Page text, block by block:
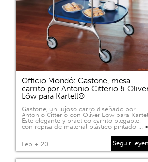
Officio Mondó: Gastone, mesa
carrito por Antonio Citterio &
Löw para Kartell®
Gastone, un lujoso carro diseñado por
Antonio Citterio con Oliver Low para
Este elegante y práctico carrito plegable,
con repisa de material plástico pintado … >
Feb + 20 Seguir